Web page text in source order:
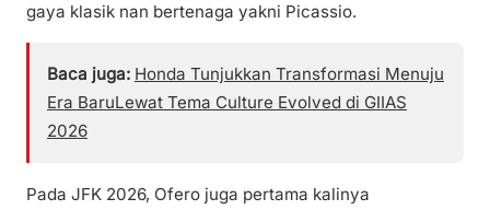
gaya klasik nan bertenaga yakni Picassio.
Baca juga: Honda Tunjukkan Transformasi Menuju
Era BaruLewat Tema Culture Evolved di GIIAS
2026
Pada JFK 2026, Ofero juga pertama kalinya